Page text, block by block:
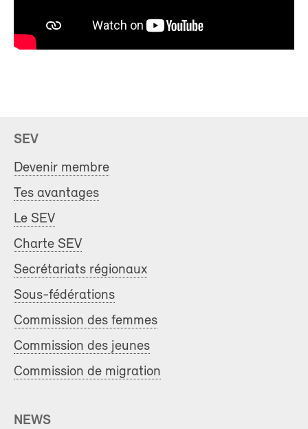
SEV
Devenir membre
Tes avantages
Le SEV
Charte SEV
Secrétariats régionaux
Sous-fédérations
Commission des femmes
Commission des jeunes
Commission de migration
NEWS